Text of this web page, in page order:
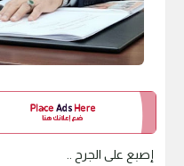
إصبع على الجرح ..